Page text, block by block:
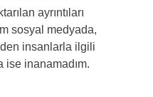
ayrıntıları
sosyal medyada,
insanlarla ilgili
ise inanamadım.